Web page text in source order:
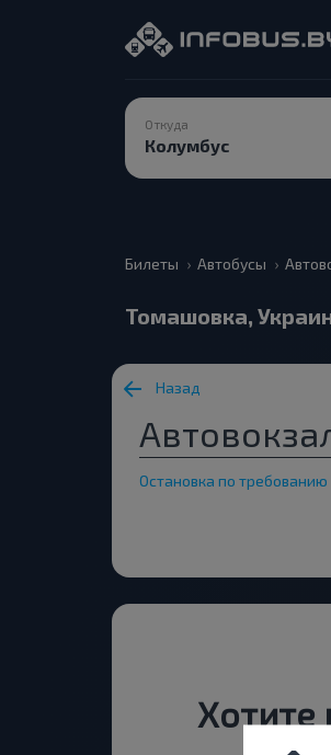
Откуда
Билеты Автобусы
Томашовка,
Назад
Остановка по требованию
Хотите